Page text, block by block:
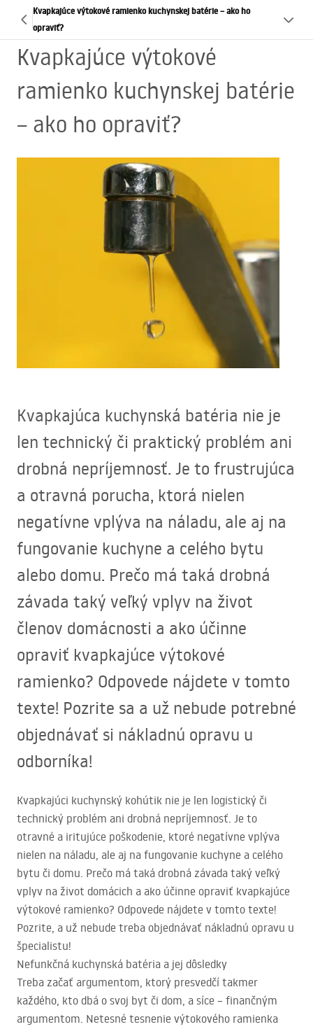
Kvapkajúce výtokové ramienko kuchynskej batérie – ako ho
opraviť?
Kvapkajúce výtokové
ramienko kuchynskej batérie
– ako ho opraviť?
Kvapkajúca kuchynská batéria nie je
len technický či praktický problém ani
drobná nepríjemnosť. Je to frustrujúca
a otravná porucha, ktorá nielen
negatívne vplýva na náladu, ale aj na
fungovanie kuchyne a celého bytu
alebo domu. Prečo má taká drobná
závada taký veľký vplyv na život
členov domácnosti a ako účinne
opraviť kvapkajúce výtokové
ramienko? Odpovede nájdete v tomto
texte! Pozrite sa a už nebude potrebné
objednávať si nákladnú opravu u
odborníka!
Kvapkajúci kuchynský kohútik nie je len logistický či
technický problém ani drobná nepríjemnosť. Je to
otravné a iritujúce poškodenie, ktoré negatívne vplýva
nielen na náladu, ale aj na fungovanie kuchyne a celého
bytu či domu. Prečo má taká drobná závada taký veľký
vplyv na život domácich a ako účinne opraviť kvapkajúce
výtokové ramienko? Odpovede nájdete v tomto texte!
Pozrite, a už nebude treba objednávať nákladnú opravu u
špecialistu!
Nefunkčná kuchynská batéria a jej dôsledky
Treba začať argumentom, ktorý presvedčí takmer
každého, kto dbá o svoj byt či dom, a síce – finančným
argumentom. Netesné tesnenie výtokového ramienka